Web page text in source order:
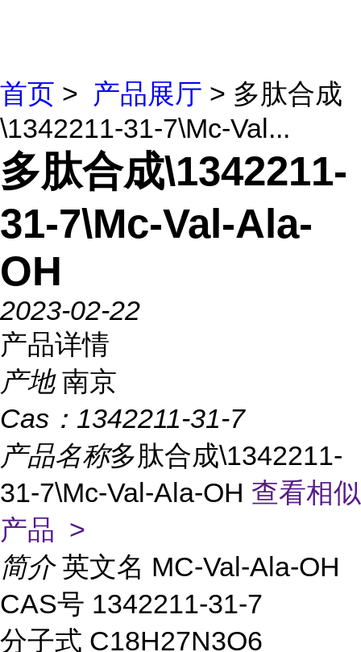
首页 > 产品展厅 > 多肽合成
\1342211-31-7\Mc-Val...
多肽合成\1342211-
31-7\Mc-Val-Ala-
OH
2023-02-22
产品详情
产地 南京
Cas： 1342211-31-7
产品名称多肽合成\1342211-
31-7\Mc-Val-Ala-OH 查看相似
产品 >
简介 英文名 MC-Val-Ala-OH
CAS号 1342211-31-7
分子式 C18H27N3O6